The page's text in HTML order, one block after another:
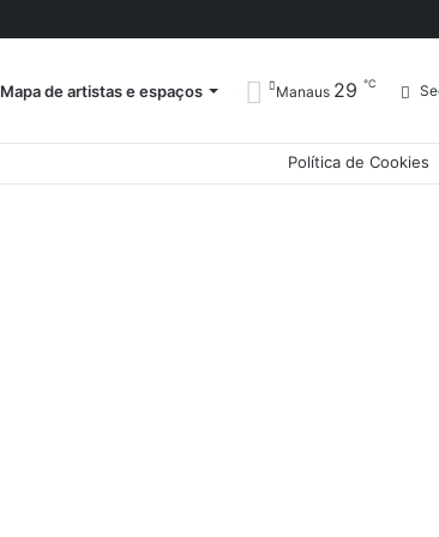
Mapa de artistas e espaços Manaus 29 ℃
Política de Cookies